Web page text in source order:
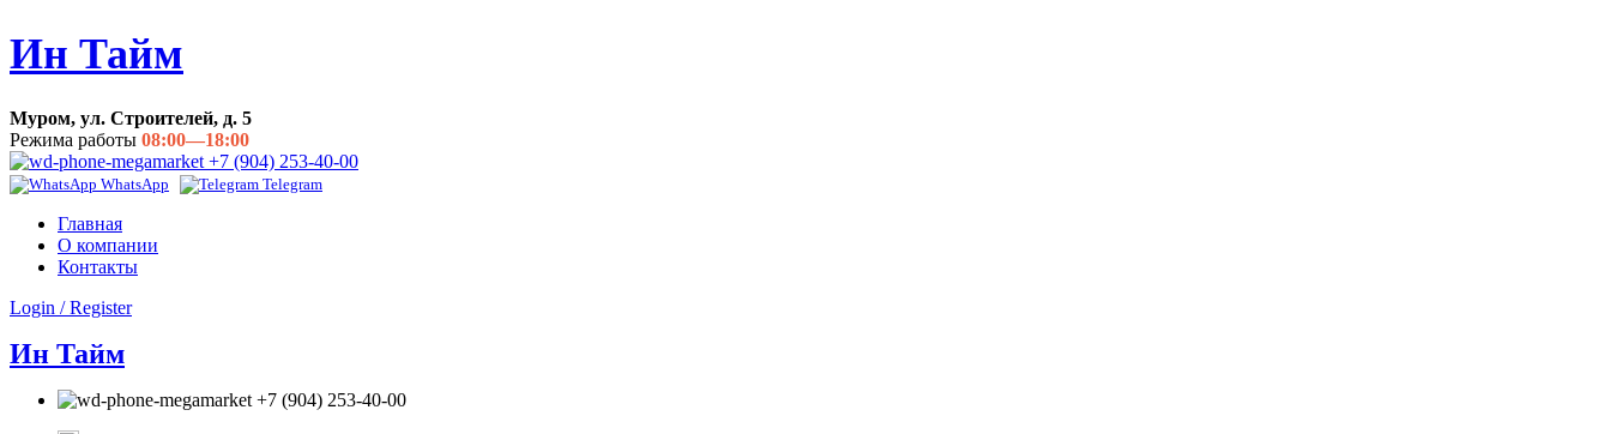
Ин Тайм
Муром, ул. Строителей, д. 5
Режима работы 08:00—18:00
+7 (904) 253-40-00
WhatsApp Telegram
Главная
О компании
Контакты
Login / Register
Ин Тайм
+7 (904) 253-40-00